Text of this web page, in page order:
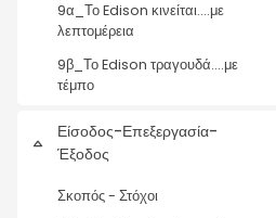
9α_Το Edison κινείται....με
λεπτομέρεια
9β_Το Edison τραγουδά....με
τέμπο
Collapse
Είσοδος-Επεξεργασία-
Έξοδος
Σκοπός - Στόχοι